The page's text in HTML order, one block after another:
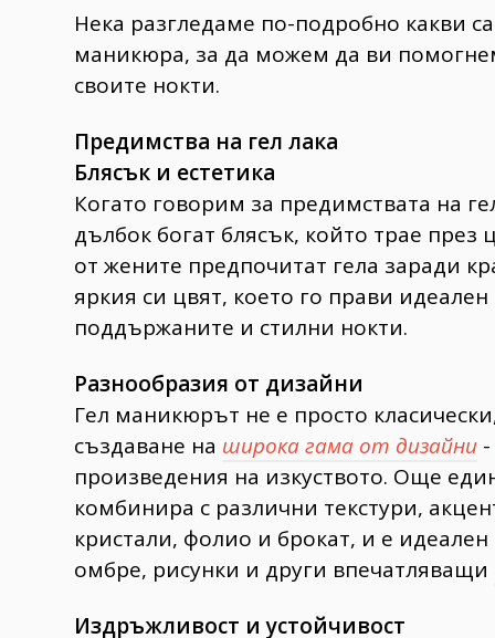
Нека разгледаме по-подробно какви
маникюра, за да можем да ви
своите нокти.
Предимства на гел лака
Блясък и естетика
Когато говорим за предимствата на
дълбок богат блясък, който трае
от жените предпочитат гела заради
яркия си цвят, което го прави
поддържаните и стилни нокти.
Разнообразия от дизайни
Гел маникюрът не е просто
създаване на широка гама от дизайни
произведения на изкуството. Още
комбинира с различни текстури,
кристали, фолио и брокат, и е
омбре, рисунки и други впечатляващи
Издръжливост и устойчивост